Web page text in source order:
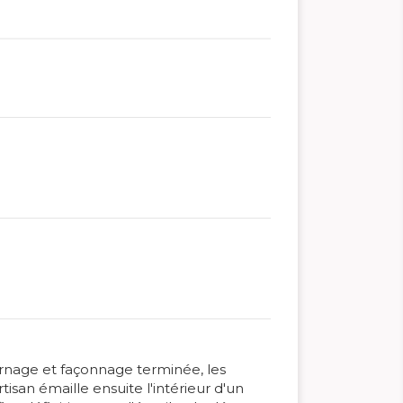
et façonnage terminée, les
émaille ensuite l'intérieur d'un